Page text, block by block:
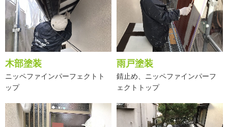
木部塗装
ニッペファインパーフェクトト
ップ
雨戸塗装
錆止め、ニッペファインパーフ
ェクトトップ